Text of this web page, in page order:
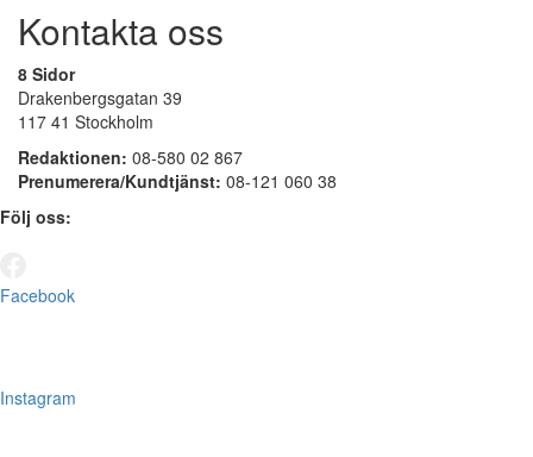
Kontakta oss
8 Sidor
Drakenbergsgatan 39
117 41 Stockholm
Redaktionen: 08-580 02 867
Prenumerera/Kundtjänst: 08-121 060 38
Följ oss:
Facebook
Instagram